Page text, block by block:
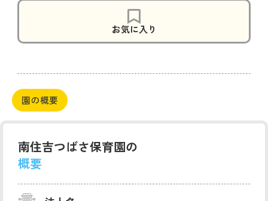
お気に入り
園の概要
南住吉つばさ保育園の
概要